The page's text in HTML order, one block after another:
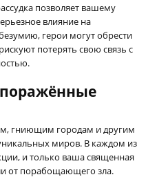
позволяет вашему
влияние на
герои могут обрести
потерять свою связь с
гниющим городам и другим
миров. В каждом из
и только ваша священная
от порабощающего зла.